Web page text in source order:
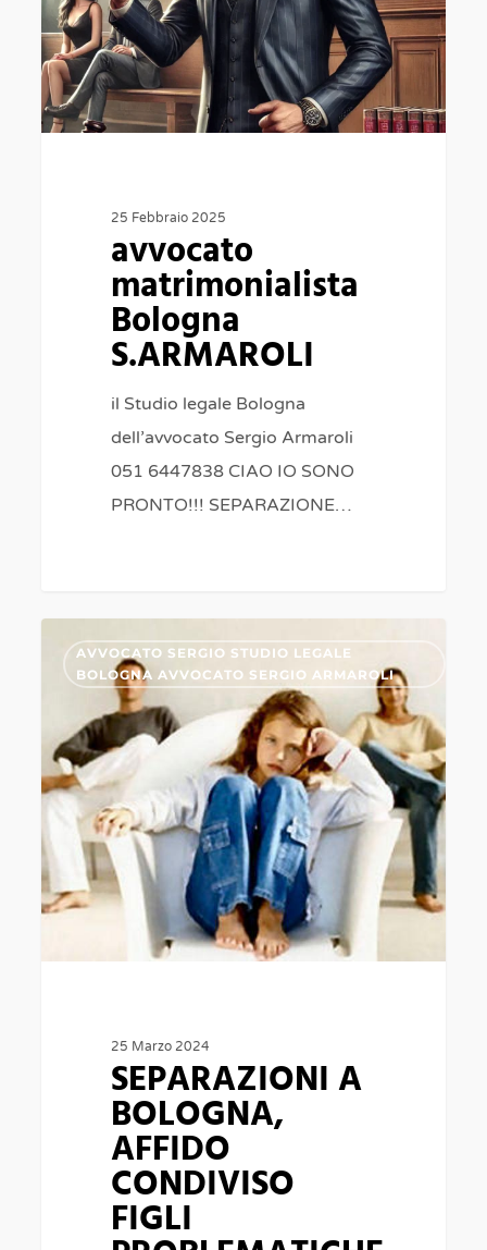
25 Febbraio 2025
avvocato
matrimonialista
Bologna
S.ARMAROLI
il Studio legale Bologna
dell’avvocato Sergio Armaroli
051 6447838 CIAO IO SONO
PRONTO!!! SEPARAZIONE…
BOLOGNA,
AFFIDO
CONDIVISO
FIGLI
PROBLEMATICHE
AVVOCATO SERGIO STUDIO LEGALE
BOLOGNA AVVOCATO SERGIO ARMAROLI
25 Marzo 2024
SEPARAZIONI A
BOLOGNA,
AFFIDO
CONDIVISO
FIGLI